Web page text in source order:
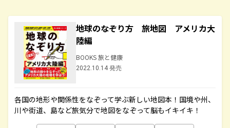
地球のなぞり方 旅地図 アメリカ大
陸編
BOOKS 旅と健康
2022.10.14 発売
各国の地形や関係性をなぞって学ぶ新しい地図本！国境や州、
川や街道、島など旅気分で地図をなぞって脳もイキイキ！